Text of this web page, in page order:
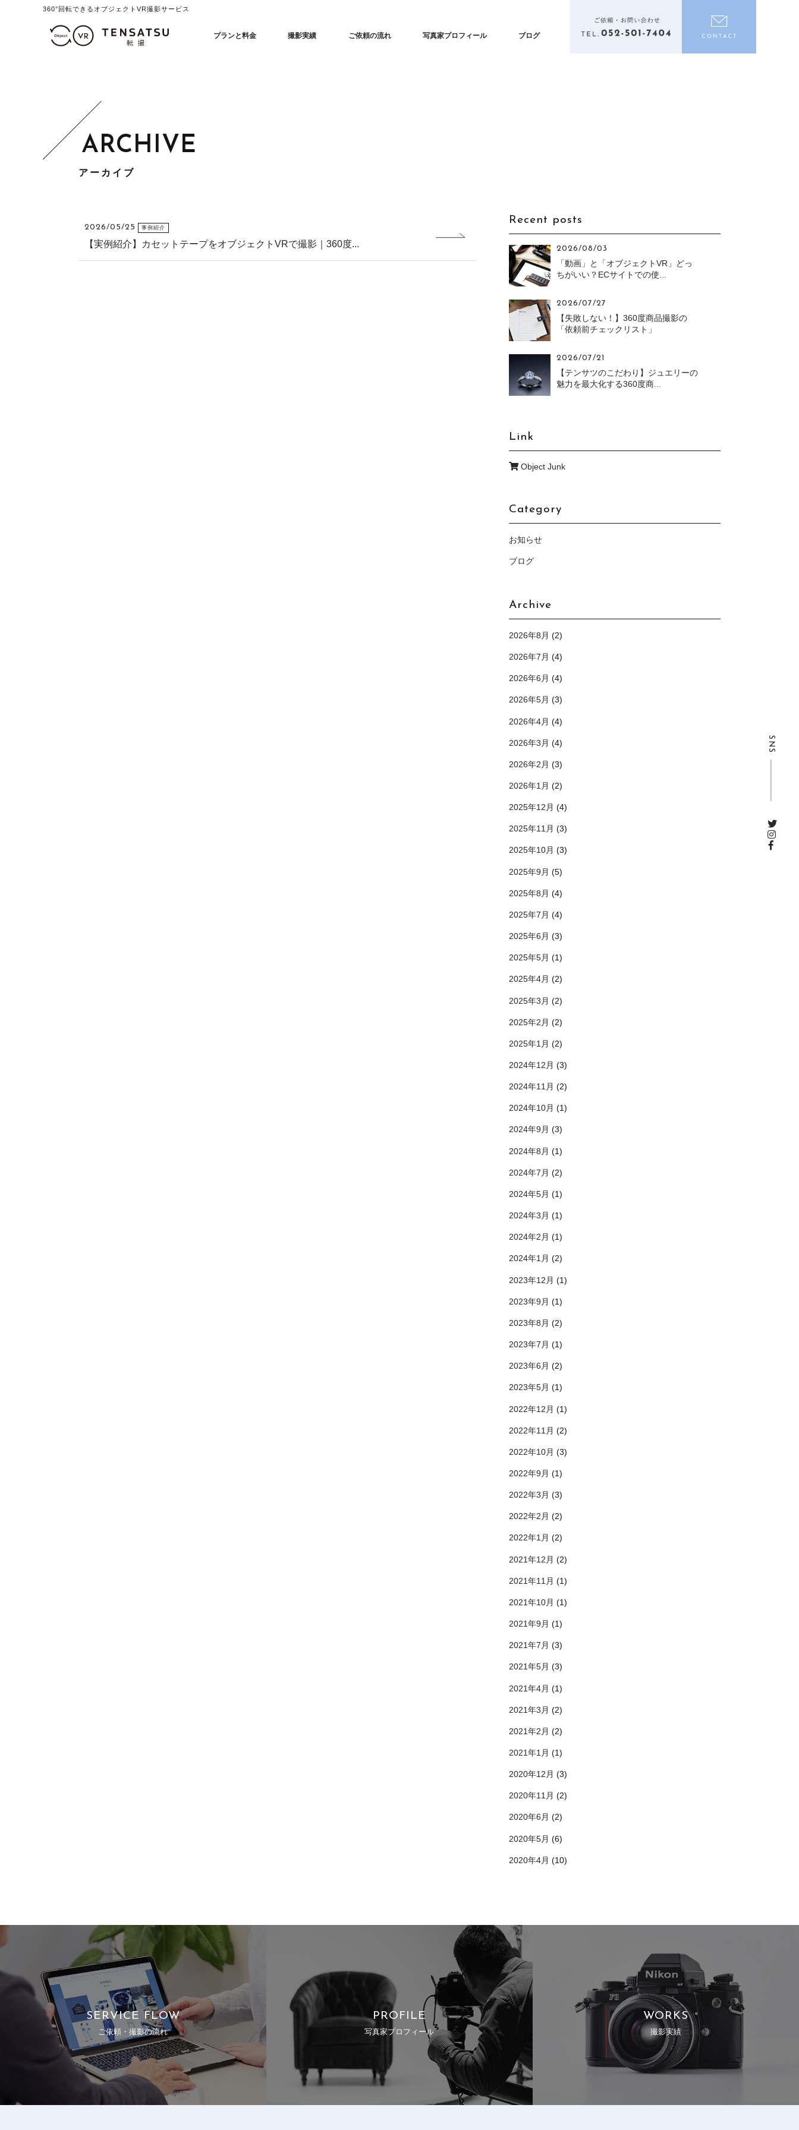
360°回転できるオブジェクトVR撮影サービス
プランと料金 撮影実績 ご依頼の流れ 写真家プロフィール ブログ
電話をかける
SNS
アーカイブ
2026/05/25 事例紹介
【実例紹介】カセットテープをオブジェクトVRで撮影｜360度...
Recent posts
2026/08/03
「動画」と「オブジェクトVR」どっ
ちがいい？ECサイトでの使...
2026/07/27
【失敗しない！】360度商品撮影の
「依頼前チェックリスト」
2026/07/21
【テンサツのこだわり】ジュエリーの
魅力を最大化する360度商...
Link
Object Junk
Category
お知らせ
ブログ
Archive
2026年8月 (2)
2026年7月 (4)
2026年6月 (4)
2026年5月 (3)
2026年4月 (4)
2026年3月 (4)
2026年2月 (3)
2026年1月 (2)
2025年12月 (4)
2025年11月 (3)
2025年10月 (3)
2025年9月 (5)
2025年8月 (4)
2025年7月 (4)
2025年6月 (3)
2025年5月 (1)
2025年4月 (2)
2025年3月 (2)
2025年2月 (2)
2025年1月 (2)
2024年12月 (3)
2024年11月 (2)
2024年10月 (1)
2024年9月 (3)
2024年8月 (1)
2024年7月 (2)
2024年5月 (1)
2024年3月 (1)
2024年2月 (1)
2024年1月 (2)
2023年12月 (1)
2023年9月 (1)
2023年8月 (2)
2023年7月 (1)
2023年6月 (2)
2023年5月 (1)
2022年12月 (1)
2022年11月 (2)
2022年10月 (3)
2022年9月 (1)
2022年3月 (3)
2022年2月 (2)
2022年1月 (2)
2021年12月 (2)
2021年11月 (1)
2021年10月 (1)
2021年9月 (1)
2021年7月 (3)
2021年5月 (3)
2021年4月 (1)
2021年3月 (2)
2021年2月 (2)
2021年1月 (1)
2020年12月 (3)
2020年11月 (2)
2020年6月 (2)
2020年5月 (6)
2020年4月 (10)
SERVICE FLOW
ご依頼・撮影の流れ
PROFILE
写真家プロフィール
WORKS
撮影実績